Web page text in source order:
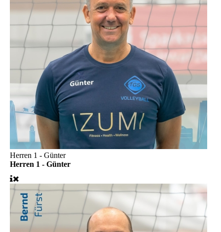
Herren 1 - Günter
Herren 1 - Günter